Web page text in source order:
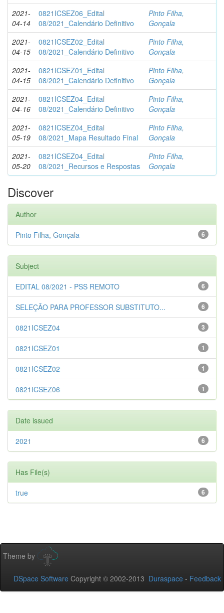
2021-
04-14
0821ICSEZ06_Edital
08/2021_Calendário Definitivo
Pinto Filha,
Gonçala
2021-
04-15
0821ICSEZ02_Edital
08/2021_Calendário Definitivo
Pinto Filha,
Gonçala
2021-
04-15
0821ICSEZ01_Edital
08/2021_Calendário Definitivo
Pinto Filha,
Gonçala
2021-
04-16
0821ICSEZ04_Edital
08/2021_Calendário Definitivo
Pinto Filha,
Gonçala
2021-
05-19
0821ICSEZ04_Edital
08/2021_Mapa Resultado Final
Pinto Filha,
Gonçala
2021-
05-20
0821ICSEZ04_Edital
08/2021_Recursos e Respostas
Pinto Filha,
Gonçala
Discover
Author
6
Pinto Filha, Gonçala
Subject
6
EDITAL 08/2021 - PSS REMOTO
6
SELEÇÃO PARA PROFESSOR SUBSTITUTO...
3
0821ICSEZ04
1
0821ICSEZ01
1
0821ICSEZ02
1
0821ICSEZ06
Date issued
6
2021
Has File(s)
6
true
Theme by
DSpace Software Copyright © 2002-2013 Duraspace - Feedback